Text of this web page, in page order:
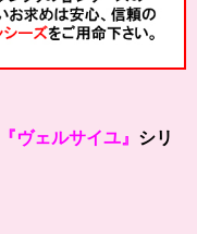
『ヴェルサイユ』 シリ